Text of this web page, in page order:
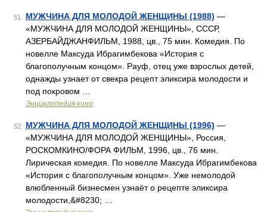
51 МУЖЧИНА ДЛЯ МОЛОДОЙ ЖЕНЩИНЫ (1988) —
«МУЖЧИНА ДЛЯ МОЛОДОЙ ЖЕНЩИНЫ», СССР,
АЗЕРБАЙДЖАНФИЛЬМ, 1988, цв., 75 мин. Комедия. По
новелле Максуда Ибрагимбекова «История с
благополучным концом». Рауф, отец уже взрослых детей,
однажды узнает от свекра рецепт эликсира молодости и
под покровом …
Энциклопедия кино
52 МУЖЧИНА ДЛЯ МОЛОДОЙ ЖЕНЩИНЫ (1996) —
«МУЖЧИНА ДЛЯ МОЛОДОЙ ЖЕНЩИНЫ», Россия,
РОСКОМКИНО/ФОРА ФИЛЬМ, 1996, цв., 76 мин.
Лирическая комедия. По новелле Максуда Ибрагимбекова
«История с благополучным концом». Уже немолодой
влюбленный бизнесмен узнаёт о рецепте эликсира
молодости,&#8230; …